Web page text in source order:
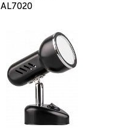
AL7020